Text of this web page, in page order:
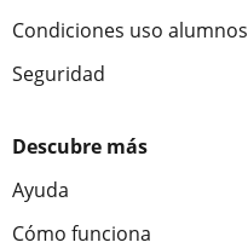
Condiciones uso alumnos
Seguridad
Descubre más
Ayuda
Cómo funciona